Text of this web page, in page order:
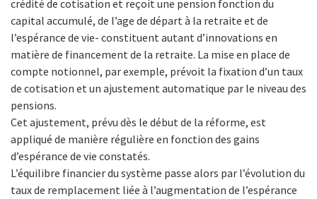
crédité de cotisation et reçoit une pension fonction du
capital accumulé, de l’age de départ à la retraite et de
l’espérance de vie- constituent autant d’innovations en
matière de financement de la retraite. La mise en place de
compte notionnel, par exemple, prévoit la fixation d’un taux
de cotisation et un ajustement automatique par le niveau des
pensions.
Cet ajustement, prévu dès le début de la réforme, est
appliqué de manière régulière en fonction des gains
d’espérance de vie constatés.
L’équilibre financier du système passe alors par l’évolution du
taux de remplacement liée à l’augmentation de l’espérance